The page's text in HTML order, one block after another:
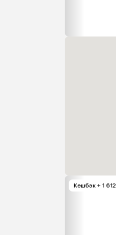
Кешбэк + 1 612